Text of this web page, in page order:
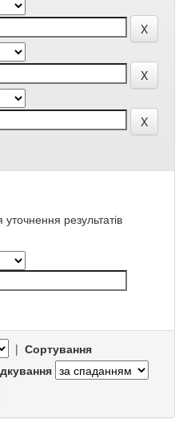
результатів
| Сортування